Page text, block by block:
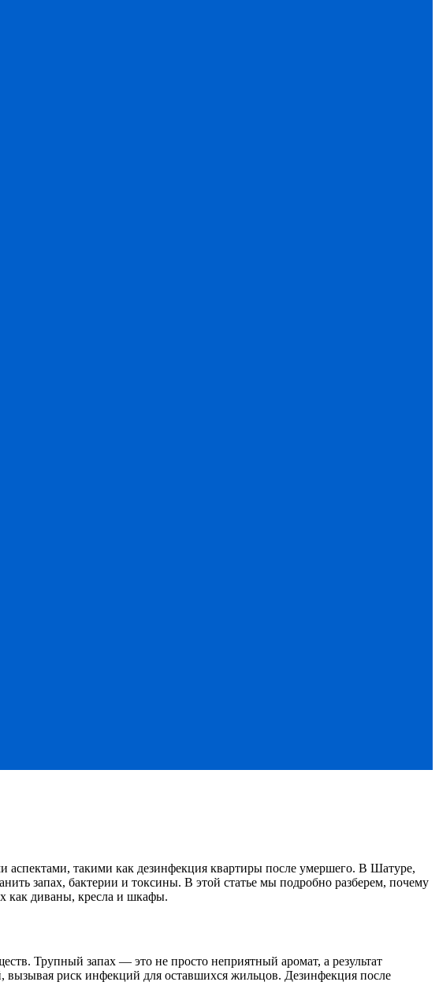
аспектами, такими как дезинфекция квартиры после умершего. В Шатуре,
запах, бактерии и токсины. В этой статье мы подробно разберем, почему
как диваны, кресла и шкафы.
Трупный запах — это не просто неприятный аромат, а результат
риск инфекций для оставшихся жильцов. Дезинфекция после